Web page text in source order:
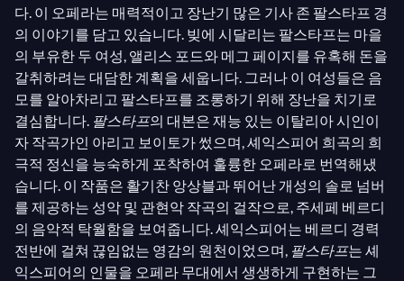
다. 이 오페라는 매력적이고 장난기 많은 기사 존 팔스타프 경
의 이야기를 담고 있습니다. 빚에 시달리는 팔스타프는 마을
의 부유한 두 여성, 앨리스 포드와 메그 페이지를 유혹해 돈을
갈취하려는 대담한 계획을 세웁니다. 그러나 이 여성들은 음
모를 알아차리고 팔스타프를 조롱하기 위해 장난을 치기로
결심합니다. 팔스타프의 대본은 재능 있는 이탈리아 시인이
자 작곡가인 아리고 보이토가 썼으며, 셰익스피어 희곡의 희
극적 정신을 능숙하게 포착하여 훌륭한 오페라로 번역해냈
습니다. 이 작품은 활기찬 앙상블과 뛰어난 개성의 솔로 넘버
를 제공하는 성악 및 관현악 작곡의 걸작으로, 주세페 베르디
의 음악적 탁월함을 보여줍니다. 셰익스피어는 베르디 경력
전반에 걸쳐 끊임없는 영감의 원천이었으며, 팔스타프는 셰
익스피어의 인물을 오페라 무대에서 생생하게 구현하는 그